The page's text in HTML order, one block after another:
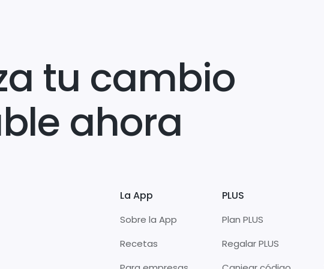
tu cambio
ahora
La App
Sobre la App
Recetas
PLUS
Plan PLUS
Regalar PLUS